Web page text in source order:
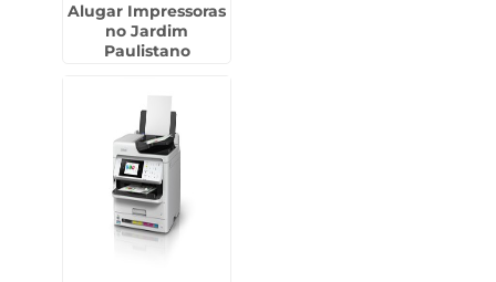
Alugar Impressoras
no Jardim
Paulistano